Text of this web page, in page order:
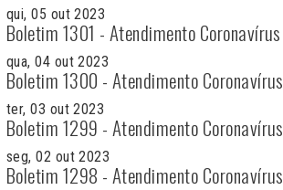
qui, 05 out 2023
Boletim 1301 - Atendimento Coronavírus
qua, 04 out 2023
Boletim 1300 - Atendimento Coronavírus
ter, 03 out 2023
Boletim 1299 - Atendimento Coronavírus
seg, 02 out 2023
Boletim 1298 - Atendimento Coronavírus